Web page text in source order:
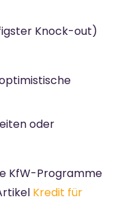
Knock-out)
oder
KfW-Programme
Kredit für